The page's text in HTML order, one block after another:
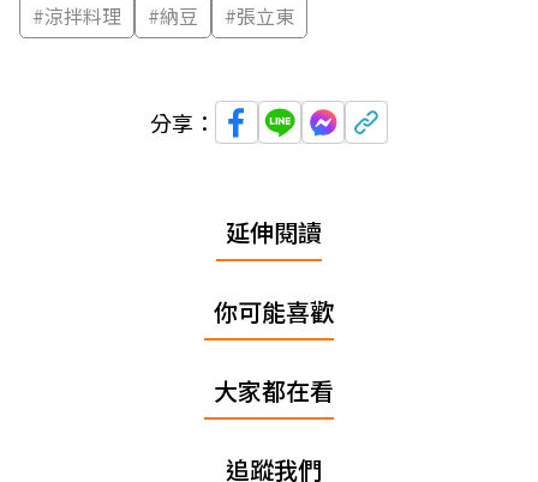
#涼拌料理 #納豆 #張立東
分享：
延伸閱讀
你可能喜歡
大家都在看
追蹤我們